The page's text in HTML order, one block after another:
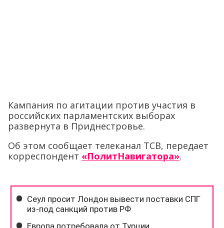
Кампания по агитации против участия в
российских парламентских выборах
развернута в Приднестровье.
Об этом сообщает телеканал ТСВ, передает
корреспондент «ПолитНавигатора».